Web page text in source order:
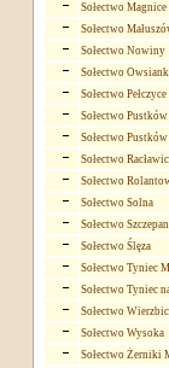
Sołectwo Magnice
Sołectwo
Sołectwo Nowiny
Sołectwo
Sołectwo Pełczyce
Sołectwo
Sołectwo
Sołectwo
Sołectwo
Sołectwo Solna
Sołectwo
Sołectwo Ślęza
Sołectwo Tyniec
Sołectwo Tyniec
Sołectwo
Sołectwo Wysoka
Sołectwo Żerniki